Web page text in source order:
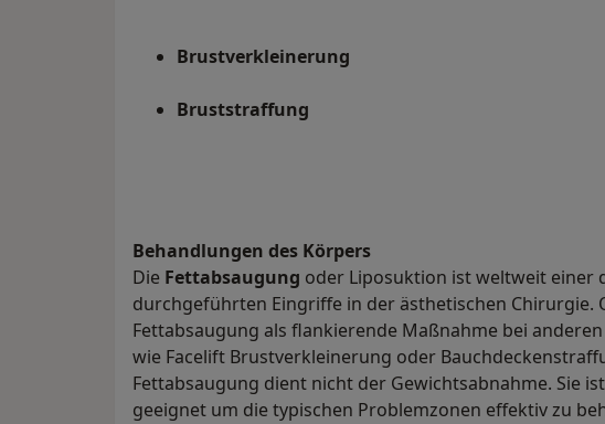
Brustverkleinerung
Bruststraffung
Behandlungen des Körpers
Die Fettabsaugung oder Liposuktion ist weltweit einer
durchgeführten Eingriffe in der ästhetischen Chirurgie.
Fettabsaugung als flankierende Maßnahme bei
wie Facelift Brustverkleinerung oder
Fettabsaugung dient nicht der Gewichtsabnahme. Sie
geeignet um die typischen Problemzonen effektiv zu